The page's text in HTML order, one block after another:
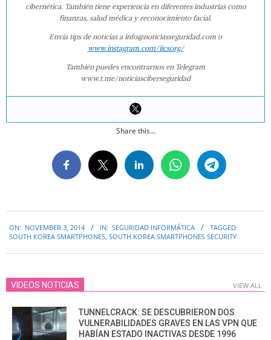
cibernética. También tiene experiencia en diferentes industrias como
finanzas, salud médica y reconocimiento facial.
Envía tips de noticias a info@noticiasseguridad.com o
www.instagram.com/iicsorg/
También puedes encontrarnos en Telegram
www.t.me/noticiasciberseguridad
Share this...
11-
ON: NOVEMBER 3, 2014 IN: SEGURIDAD INFORMÁTICA
TAGGED:
SOUTH KOREA SMARTPHONES, SOUTH KOREA SMARTPHONES SECURITY
VIDEOS NOTICIAS VIEW ALL
TUNNELCRACK: SE DESCUBRIERON DOS
VULNERABILIDADES GRAVES EN LAS VPN QUE
HABÍAN ESTADO INACTIVAS DESDE 1996